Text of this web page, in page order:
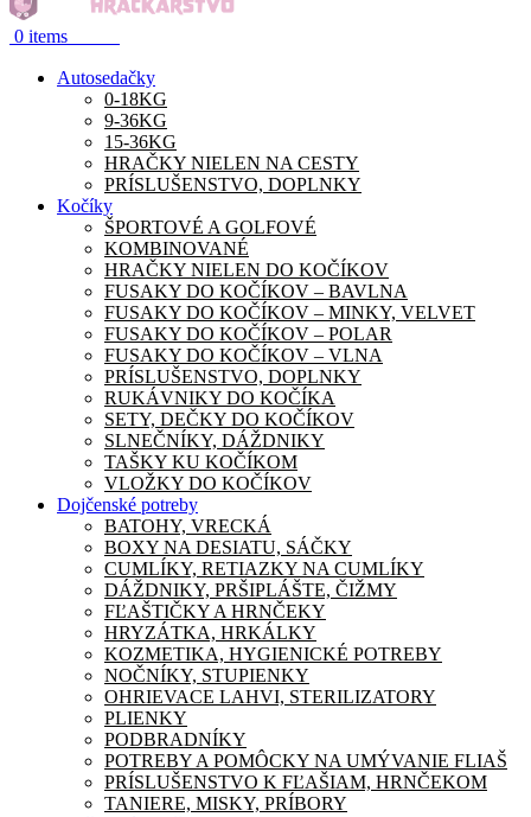
0 items
Autosedačky
0-18KG
9-36KG
15-36KG
HRAČKY NIELEN NA CESTY
PRÍSLUŠENSTVO, DOPLNKY
Kočíky
ŠPORTOVÉ A GOLFOVÉ
KOMBINOVANÉ
HRAČKY NIELEN DO KOČÍKOV
FUSAKY DO KOČÍKOV – BAVLNA
FUSAKY DO KOČÍKOV – MINKY, VELVET
FUSAKY DO KOČÍKOV – POLAR
FUSAKY DO KOČÍKOV – VLNA
PRÍSLUŠENSTVO, DOPLNKY
RUKÁVNIKY DO KOČÍKA
SETY, DEČKY DO KOČÍKOV
SLNEČNÍKY, DÁŽDNIKY
TAŠKY KU KOČÍKOM
VLOŽKY DO KOČÍKOV
Dojčenské potreby
BATOHY, VRECKÁ
BOXY NA DESIATU, SÁČKY
CUMLÍKY, RETIAZKY NA CUMLÍKY
DÁŽDNIKY, PRŠIPLÁŠTE, ČIŽMY
FĽAŠTIČKY A HRNČEKY
HRYZÁTKA, HRKÁLKY
KOZMETIKA, HYGIENICKÉ POTREBY
NOČNÍKY, STUPIENKY
OHRIEVACE LAHVI, STERILIZATORY
PLIENKY
PODBRADNÍKY
POTREBY A POMÔCKY NA UMÝVANIE FLIAŠ
PRÍSLUŠENSTVO K FĽAŠIAM, HRNČEKOM
TANIERE, MISKY, PRÍBORY